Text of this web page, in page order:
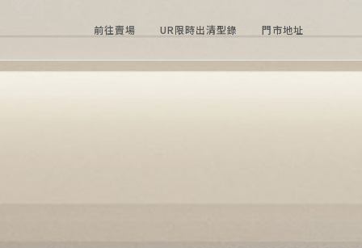
前往賣場 UR限時出清型錄 門市地址